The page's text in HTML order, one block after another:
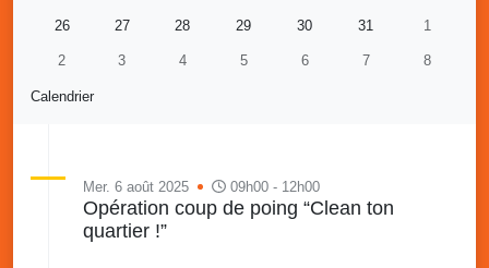
Calendrier
26 27 28 29 30 31 1
2 3 4 5 6 7 8
Mer. 6 août 2025 09h00 - 12h00
Opération coup de poing “Clean ton
quartier !”